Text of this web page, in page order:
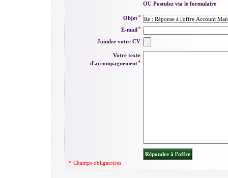
OU Postulez via le formulaire
Objet
E-mail
Joindre votre CV
Votre texte
d'accompagnement
* Champs obligatoires